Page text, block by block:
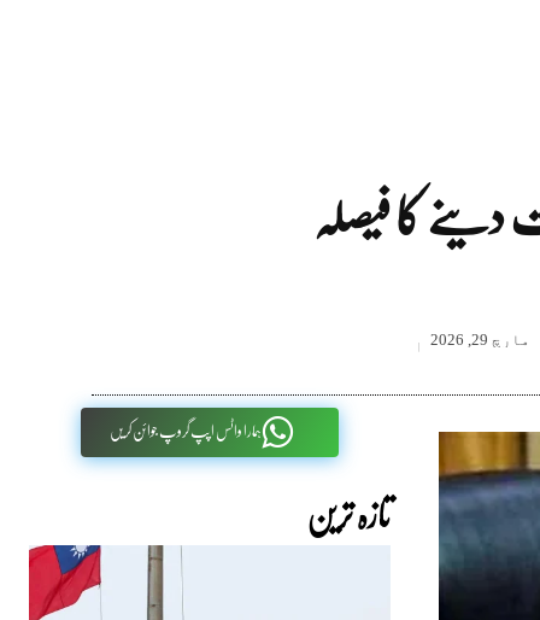
مارچ 29, 2026
ہمارا واٹس اپپ گروپ جوائن کریں
تازہ ترین